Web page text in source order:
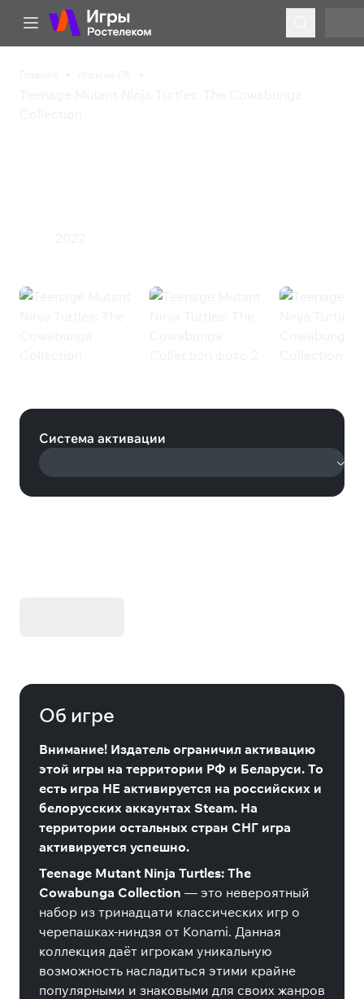
Система активации
Об игре
Внимание! Издатель ограничил активацию
этой игры на территории РФ и Беларуси. То
есть игра НЕ активируется на российских и
белорусских аккаунтах Steam. На
территории остальных стран СНГ игра
активируется успешно.
Teenage Mutant Ninja Turtles: The
Cowabunga Collection — это невероятный
набор из тринадцати классических игр о
черепашках-ниндзя от Konami. Данная
коллекция даёт игрокам уникальную
возможность насладиться этими крайне
популярными и знаковыми для своих жанров